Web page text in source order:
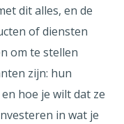
dit alles, en de
of diensten
om te stellen
zijn: hun
hoe je wilt dat ze
in wat je